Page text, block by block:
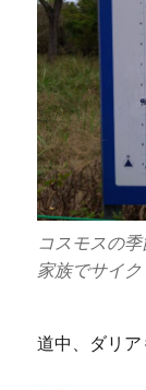
コスモスの季
家族でサイ
道中、ダリ